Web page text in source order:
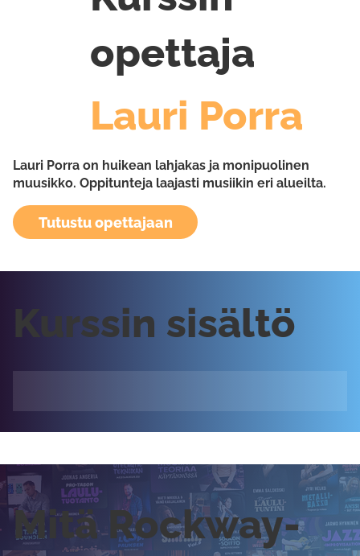
opettaja
Lauri Porra
Lauri Porra on huikean lahjakas ja monipuolinen
muusikko. Oppitunteja laajasti musiikin eri alueilta.
Tutustu opettajaan
Kurssin sisältö
Mitä Rockway-